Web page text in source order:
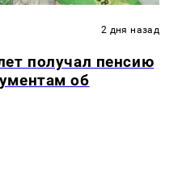
2 дня назад
получал пенсию
об